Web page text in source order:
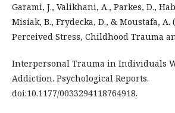
Garami, J., Valikhani, A., Parkes, D.,
Misiak, B., Frydecka, D., & Moustafa, A.
Perceived Stress, Childhood Trauma
Interpersonal Trauma in Individuals
Addiction. Psychological Reports.
doi:10.1177/0033294118764918.